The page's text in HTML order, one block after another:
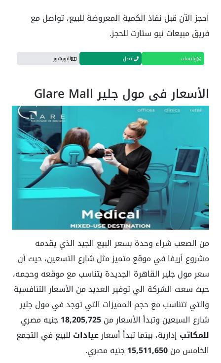
احجز الآن قبل نفاذ الكمية المعروضة للبيع، تواصل مع
فريق مبيعات نيو ستارت للحجز.
واتساب اتصل البورشور
الأسعار في مول جلير Glare Mall
من الصعب شراء وحدة بسعر البيع الجيد الذي يقدمه
مشروع أريفا في موقع متميز مثل شارع التسعين، حيث أن
سعر مول جلير القاهرة الجديدة يتناسب مع موقعه وحجمه،
حيث سعت الشركة الي توفير العديد من الأسعار التنافسية
والتي تتناسب مع حجم المميزات التي توجد في مول جلير
شارع السبعين وتبدأ الأسعار من18,205,725جنيه مصري
للمكاتب إدارية، بينما تبدأ أسعارعيادات للبيع في التجمع
الخامس من15,511,650جنيه مصري.